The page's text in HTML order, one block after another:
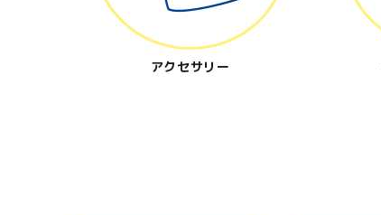
アクセサリー